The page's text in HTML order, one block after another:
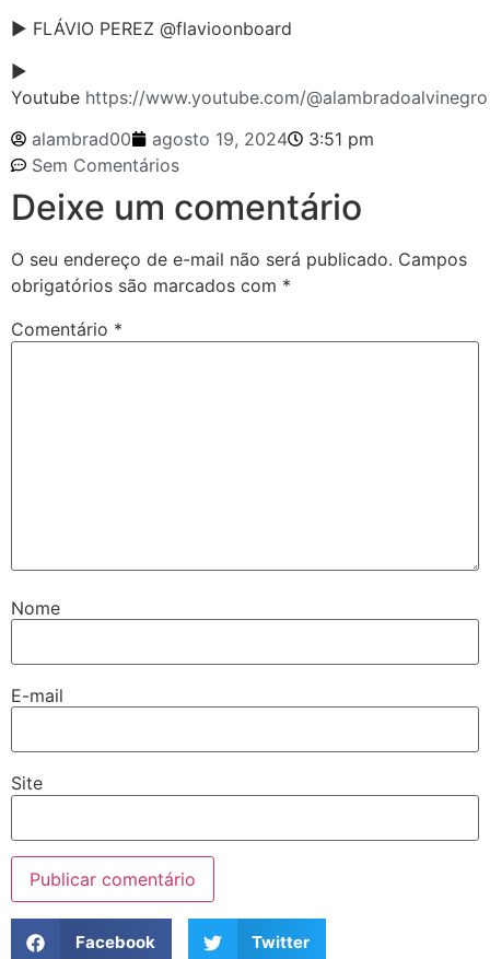
► FLÁVIO PEREZ @flavioonboard
►
Youtube https://www.youtube.com/@alambradoalvinegro
alambrad00
agosto 19, 2024
3:51 pm
Sem Comentários
Deixe um comentário
O seu endereço de e-mail não será publicado. Campos
obrigatórios são marcados com *
Comentário *
Nome
E-mail
Site
Facebook Twitter